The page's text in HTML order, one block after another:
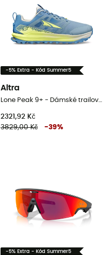
-5% Extra - Kód Summer5
Altra
Lone Peak 9+ - Dámské trailové běžecké boty
2321,92 Kč
3829,00 Kč
-39%
-5% Extra - Kód Summer5